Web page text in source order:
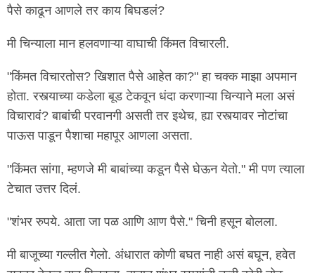
पैसे काढून आणले तर काय बिघडलं?
मी चिन्याला मान हलवणाऱ्या वाघाची किंमत विचारली.
"किंमत विचारतोस? खिशात पैसे आहेत का?" हा चक्क माझा अपमान
होता. रस्त्याच्या कडेला बूड टेकवून धंदा करणाऱ्या चिन्याने मला असं
विचारावं? बाबांची परवानगी असती तर इथेच, ह्या रस्त्यावर नोटांचा
पाऊस पाडून पैशाचा महापूर आणला असता.
"किंमत सांगा, म्हणजे मी बाबांच्या कडून पैसे घेऊन येतो." मी पण त्याला
टेचात उत्तर दिलं.
"शंभर रुपये. आता जा पळ आणि आण पैसे." चिनी हसून बोलला.
मी बाजूच्या गल्लीत गेलो. अंधारात कोणी बघत नाही असं बघून, हवेत